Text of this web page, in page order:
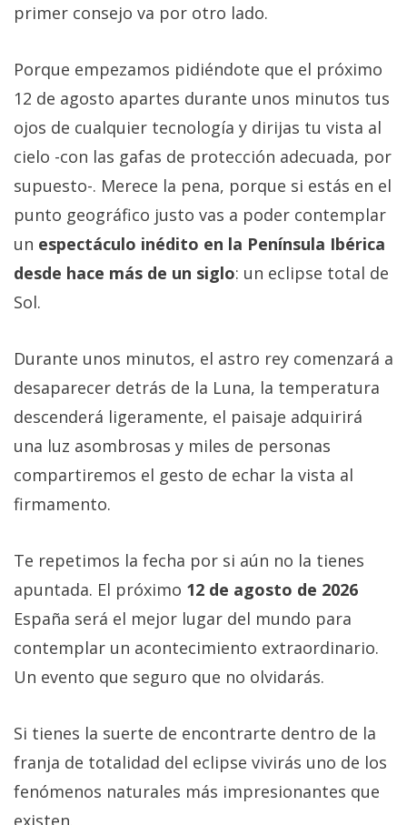
primer consejo va por otro lado.
Porque empezamos pidiéndote que el próximo
12 de agosto apartes durante unos minutos tus
ojos de cualquier tecnología y dirijas tu vista al
cielo -con las gafas de protección adecuada, por
supuesto-. Merece la pena, porque si estás en el
punto geográfico justo vas a poder contemplar
un espectáculo inédito en la Península Ibérica
desde hace más de un siglo: un eclipse total de
Sol.
Durante unos minutos, el astro rey comenzará a
desaparecer detrás de la Luna, la temperatura
descenderá ligeramente, el paisaje adquirirá
una luz asombrosas y miles de personas
compartiremos el gesto de echar la vista al
firmamento.
Te repetimos la fecha por si aún no la tienes
apuntada. El próximo 12 de agosto de 2026
España será el mejor lugar del mundo para
contemplar un acontecimiento extraordinario.
Un evento que seguro que no olvidarás.
Si tienes la suerte de encontrarte dentro de la
franja de totalidad del eclipse vivirás uno de los
fenómenos naturales más impresionantes que
existen.